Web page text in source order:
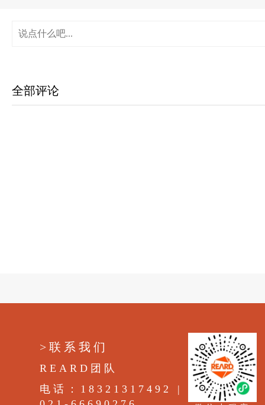
全部评论
>联系我们
REARD团队
电话：18321317492 |